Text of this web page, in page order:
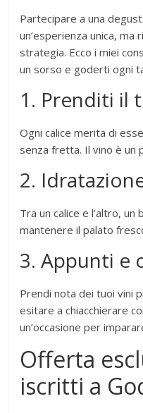
Partecipare a una
un’esperienza unica, ma
strategia. Ecco i miei
un sorso e goderti ogni
1. Prenditi il
Ogni calice merita di
senza fretta. Il vino è un
2.
Tra un calice e l’altro, un
mantenere il palato
3. Appunti e
Prendi nota dei tuoi vini
esitare a chiacchierare
un’occasione per
Offerta
iscritti a